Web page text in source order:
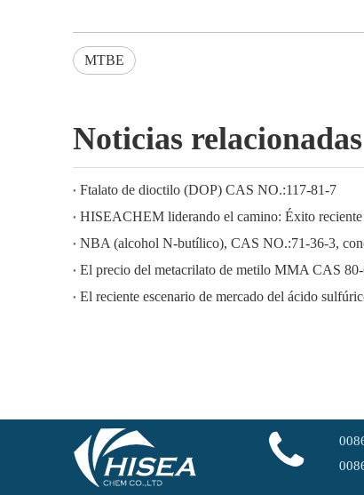
MTBE
Noticias relacionadas
Ftalato de dioctilo (DOP) CAS NO.:117-81-7
NBA (alcohol N-butílico), CAS NO.:71-36-3,
El precio del metacrilato de metilo MMA CAS
El reciente escenario de mercado del ácido